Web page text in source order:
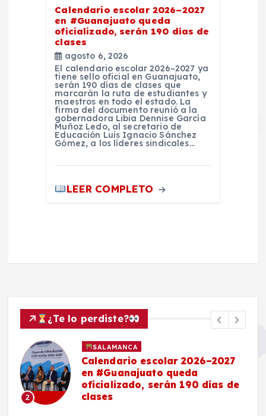
Calendario escolar 2026–2027
en #Guanajuato queda
oficializado, serán 190 días de
clases
agosto 6, 2026
El calendario escolar 2026–2027 ya
tiene sello oficial en Guanajuato,
serán 190 días de clases que
marcarán la ruta de estudiantes y
maestros en todo el estado. La
firma del documento reunió a la
gobernadora Libia Dennise García
Muñoz Ledo, al secretario de
Educación Luis Ignacio Sánchez
Gómez, a los líderes sindicales…
LEER COMPLETO
¿Te lo perdiste?
2
SALAMANCA
Calendario escolar 2026–2027
en #Guanajuato queda
oficializado, serán 190 días de
clases